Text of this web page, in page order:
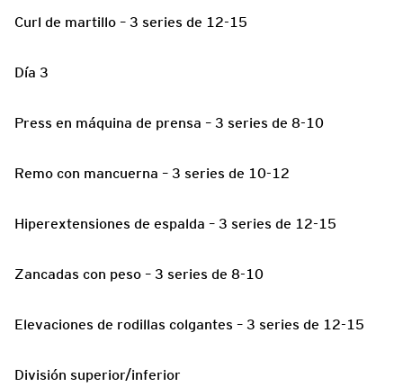
Curl de martillo – 3 series de 12-15
Día 3
Press en máquina de prensa – 3 series de 8-10
Remo con mancuerna – 3 series de 10-12
Hiperextensiones de espalda – 3 series de 12-15
Zancadas con peso – 3 series de 8-10
Elevaciones de rodillas colgantes – 3 series de 12-15
División superior/inferior